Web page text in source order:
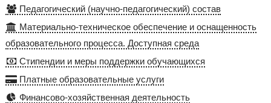
Педагогический (научно-педагогический) состав
Материально-техническое обеспечение и оснащенность
образовательного процесса. Доступная среда
Стипендии и меры поддержки обучающихся
Платные образовательные услуги
Финансово-хозяйственная деятельность